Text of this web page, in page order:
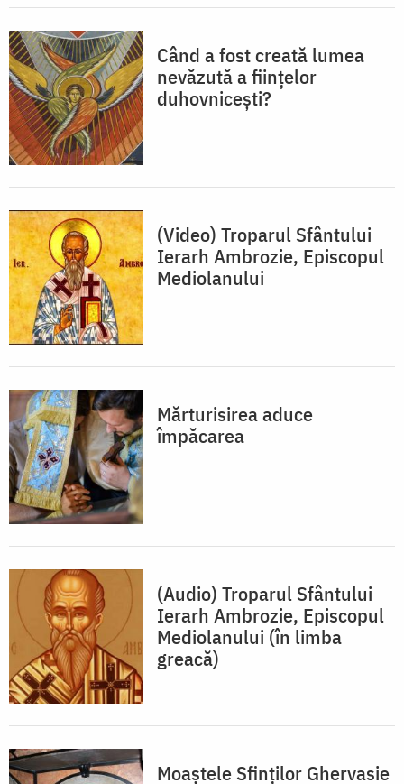
Când a fost creată lumea
nevăzută a fiinţelor
duhovniceşti?
(Video) Troparul Sfântului
Ierarh Ambrozie, Episcopul
Mediolanului
Mărturisirea aduce
împăcarea
(Audio) Troparul Sfântului
Ierarh Ambrozie, Episcopul
Mediolanului (în limba
greacă)
Moaștele Sfinților Ghervasie